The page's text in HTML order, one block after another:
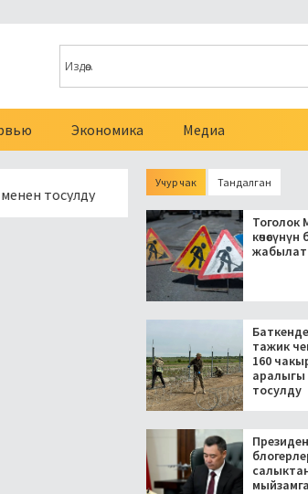
Экономика Медиа
Президент блогерлерди салыктан
Учур чак Тандалган
Тоголок
көчөсүнүн
жабылат
тажик
160
аралыгы
тосулду